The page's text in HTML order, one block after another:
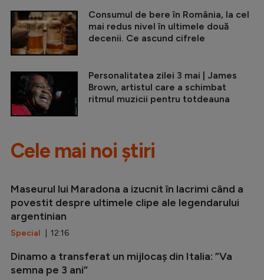
Consumul de bere în România, la cel
mai redus nivel în ultimele două
decenii. Ce ascund cifrele
Personalitatea zilei 3 mai | James
Brown, artistul care a schimbat
ritmul muzicii pentru totdeauna
Cele mai noi știri
Maseurul lui Maradona a izucnit în lacrimi când a
povestit despre ultimele clipe ale legendarului
argentinian
Special | 12:16
Dinamo a transferat un mijlocaș din Italia: ”Va
semna pe 3 ani”